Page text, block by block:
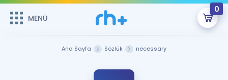
MENÜ
0
Sepetin Şu An Boş.
MENÜ
Ana Sayfa Sözlük necessary